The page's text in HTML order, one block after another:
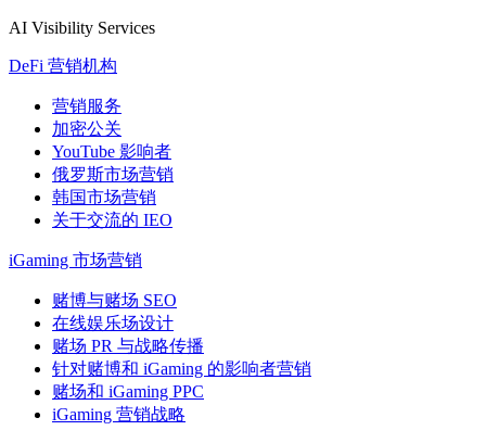
AI Visibility Services
DeFi 营销机构
营销服务
加密公关
YouTube 影响者
俄罗斯市场营销
韩国市场营销
关于交流的 IEO
iGaming 市场营销
赌博与赌场 SEO
在线娱乐场设计
赌场 PR 与战略传播
针对赌博和 iGaming 的影响者营销
赌场和 iGaming PPC
iGaming 营销战略